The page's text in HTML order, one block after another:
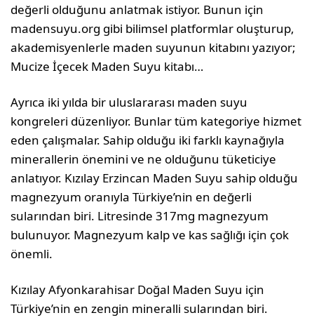
değerli olduğunu anlatmak istiyor. Bunun için
madensuyu.org gibi bilimsel platformlar oluşturup,
akademisyenlerle maden suyunun kitabını yazıyor;
Mucize İçecek Maden Suyu kitabı…
Ayrıca iki yılda bir uluslararası maden suyu
kongreleri düzenliyor. Bunlar tüm kategoriye hizmet
eden çalışmalar. Sahip olduğu iki farklı kaynağıyla
minerallerin önemini ve ne olduğunu tüketiciye
anlatıyor. Kızılay Erzincan Maden Suyu sahip olduğu
magnezyum oranıyla Türkiye’nin en değerli
sularından biri. Litresinde 317mg magnezyum
bulunuyor. Magnezyum kalp ve kas sağlığı için çok
önemli.
Kızılay Afyonkarahisar Doğal Maden Suyu için
Türkiye’nin en zengin mineralli sularından biri.